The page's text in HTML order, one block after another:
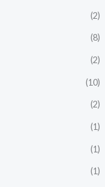
(2)
(8)
(2)
(10)
(2)
(1)
(1)
(1)